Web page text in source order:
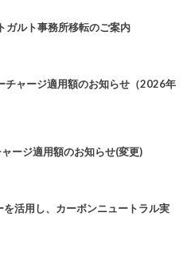
ガルト事務所移転のご案内
チャージ適用額のお知らせ（2026年
ージ適用額のお知らせ(変更)
活用し、カーボンニュートラル実